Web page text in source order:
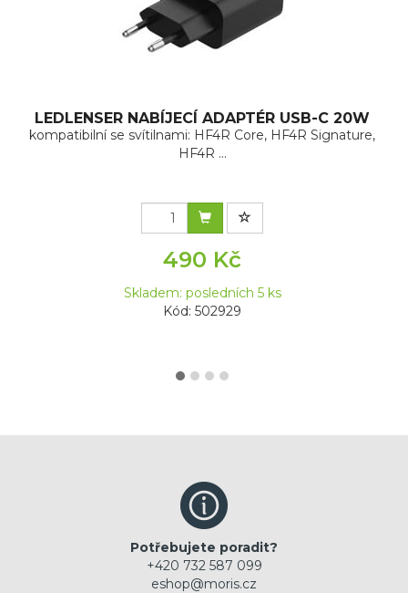
LEDLENSER NABÍJECÍ ADAPTÉR USB-C 20W
kompatibilní se svítilnami: HF4R Core, HF4R Signature,
HF4R ...
490 Kč
Skladem: posledních 5 ks
Kód: 502929
Potřebujete poradit?
+420 732 587 099
eshop@moris.cz